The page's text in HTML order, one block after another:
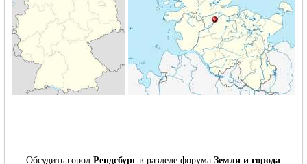
MEINLAND.
Обсудить городРендсбург в разделе форумаЗемли и города